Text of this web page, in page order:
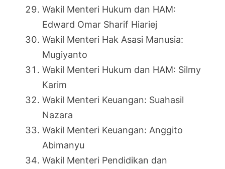
Wakil Menteri Hukum dan HAM:
Edward Omar Sharif Hiariej
Wakil Menteri Hak Asasi Manusia:
Mugiyanto
Wakil Menteri Hukum dan HAM: Silmy
Karim
Wakil Menteri Keuangan: Suahasil
Nazara
Wakil Menteri Keuangan: Anggito
Abimanyu
Wakil Menteri Pendidikan dan